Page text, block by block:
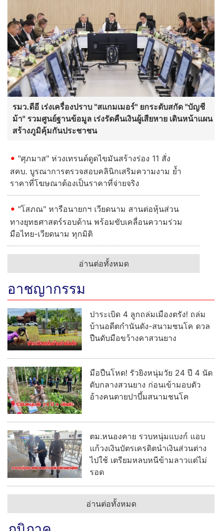
รมว.ดีอี เร่งเครื่องปราบ "สแกมเมอร์" ยกระดับสกัด "บัญชี
ม้า" รวมศูนย์ฐานข้อมูล เร่งรัดคืนเงินผู้เสียหาย เดินหน้าแผน
สร้างภูมิคุ้มกันประชาชน
"ศุภมาส" ห่วงเทรนด์ดูดไขมันสร้างร่อง 11 สั่ง
สคบ. บูรณาการตรวจสอบคลินิกเสริมความงาม ย้ำ
ราคาที่โฆษณาต้องเป็นราคาที่จ่ายจริง
"โสภณ" หารือนายกฯ เวียดนาม สานต่อหุ้นส่วน
ทางยุทธศาสตร์รอบด้าน พร้อมขับเคลื่อนความร่วม
มือไทย-เวียดนาม ทุกมิติ
อ่านต่อทั้งหมด
อาชญากรรม
ปาระเบิด 4 ลูกถล่มเมืองตรัง! ถล่ม
บ้านอดีตกำนันดัง-สนามชนโค ดวล
ปืนดับมือขว้างคาสวนยาง
มือปืนโหด! รัวยิงหนุ่มวัย 24 ปี 4 นัด
ดับกลางสวนยาง ก่อนเข้ามอบตัว
อ้างคนตายปาบึ้มสนามชนโค
ตม.หนองคาย รวบหนุ่มแบงก์ แอบ
แก้วงเงินบัตรเครดิตนำเงินส่วนต่าง
ไปใช้ เตรียมหลบหนีข้ามลาวแต่ไม่
รอด
อ่านต่อทั้งหมด